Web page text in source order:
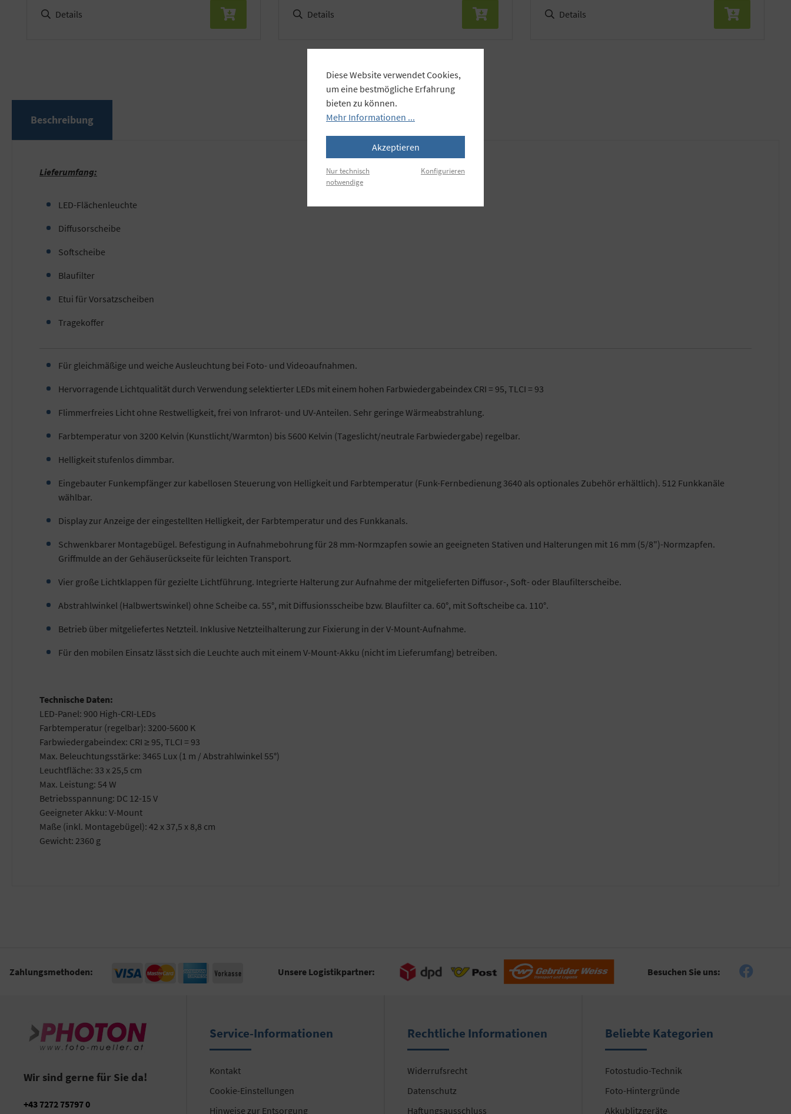
Details Details Details
Beschreibung
Lieferumfang:
LED-Flächenleuchte
Diffusorscheibe
Softscheibe
Blaufilter
Etui für Vorsatzscheiben
Tragekoffer
Für gleichmäßige und weiche Ausleuchtung bei Foto- und Videoaufnahmen.
Hervorragende Lichtqualität durch Verwendung selektierter LEDs mit einem hohen Farbwiedergabeindex CRI = 95, TLCI = 93
Flimmerfreies Licht ohne Restwelligkeit, frei von Infrarot- und UV-Anteilen. Sehr geringe Wärmeabstrahlung.
Farbtemperatur von 3200 Kelvin (Kunstlicht/Warmton) bis 5600 Kelvin (Tageslicht/neutrale Farbwiedergabe) regelbar.
Helligkeit stufenlos dimmbar.
Eingebauter Funkempfänger zur kabellosen Steuerung von Helligkeit und Farbtemperatur (Funk-Fernbedienung 3640 als optionales Zubehör erhältlich). 512 Funkkanäle
wählbar.
Display zur Anzeige der eingestellten Helligkeit, der Farbtemperatur und des Funkkanals.
Schwenkbarer Montagebügel. Befestigung in Aufnahmebohrung für 28 mm-Normzapfen sowie an geeigneten Stativen und Halterungen mit 16 mm (5/8")-Normzapfen.
Griffmulde an der Gehäuserückseite für leichten Transport.
Vier große Lichtklappen für gezielte Lichtführung. Integrierte Halterung zur Aufnahme der mitgelieferten Diffusor-, Soft- oder Blaufilterscheibe.
Abstrahlwinkel (Halbwertswinkel) ohne Scheibe ca. 55°, mit Diffusionsscheibe bzw. Blaufilter ca. 60°, mit Softscheibe ca. 110°.
Betrieb über mitgeliefertes Netzteil. Inklusive Netzteilhalterung zur Fixierung in der V-Mount-Aufnahme.
Für den mobilen Einsatz lässt sich die Leuchte auch mit einem V-Mount-Akku (nicht im Lieferumfang) betreiben.
Technische Daten:
LED-Panel: 900 High-CRI-LEDs
Farbtemperatur (regelbar): 3200-5600 K
Farbwiedergabeindex: CRI ≥ 95, TLCI = 93
Max. Beleuchtungsstärke: 3465 Lux (1 m / Abstrahlwinkel 55°)
Leuchtfläche: 33 x 25,5 cm
Max. Leistung: 54 W
Betriebsspannung: DC 12-15 V
Geeigneter Akku: V-Mount
Maße (inkl. Montagebügel): 42 x 37,5 x 8,8 cm
Gewicht: 2360 g
Zahlungsmethoden: Unsere Logistikpartner: Besuchen Sie uns:
Wir sind gerne für Sie da!
+43 7272 75797 0
Service-Informationen
Kontakt
Cookie-Einstellungen
Hinweise zur Entsorgung
Rechtliche Informationen
Widerrufsrecht
Datenschutz
Haftungsausschluss
Beliebte Kategorien
Fotostudio-Technik
Foto-Hintergründe
Akkublitzgeräte
Diese Website verwendet Cookies,
um eine bestmögliche Erfahrung
bieten zu können.
Mehr Informationen ...
Akzeptieren
Nur technisch
notwendige
Konfigurieren